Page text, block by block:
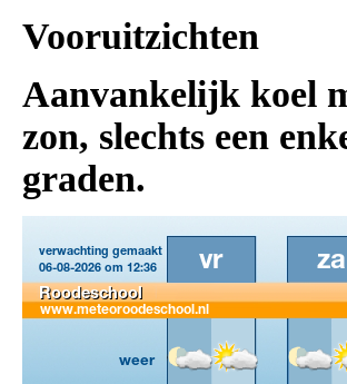
Vooruitzichten
Aanvankelijk koel
zon, slechts een
graden.